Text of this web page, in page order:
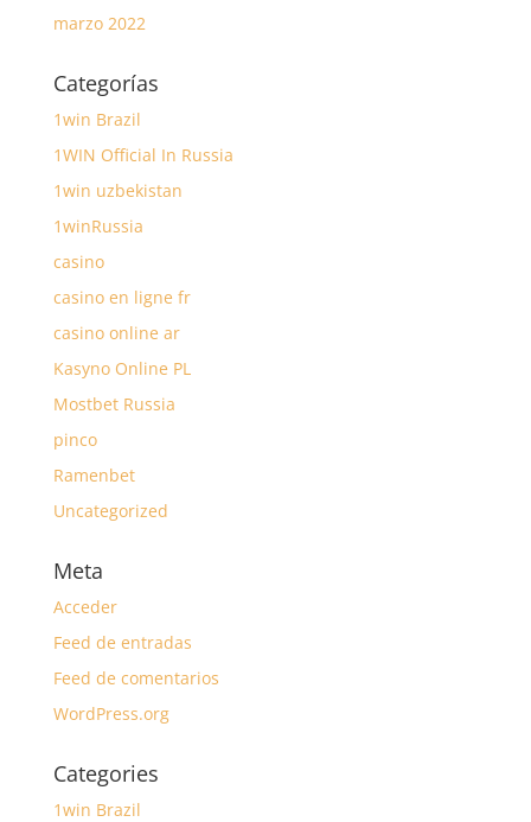
marzo 2022
Categorías
1win Brazil
1WIN Official In Russia
1win uzbekistan
1winRussia
casino
casino en ligne fr
casino online ar
Kasyno Online PL
Mostbet Russia
pinco
Ramenbet
Uncategorized
Meta
Acceder
Feed de entradas
Feed de comentarios
WordPress.org
Categories
1win Brazil